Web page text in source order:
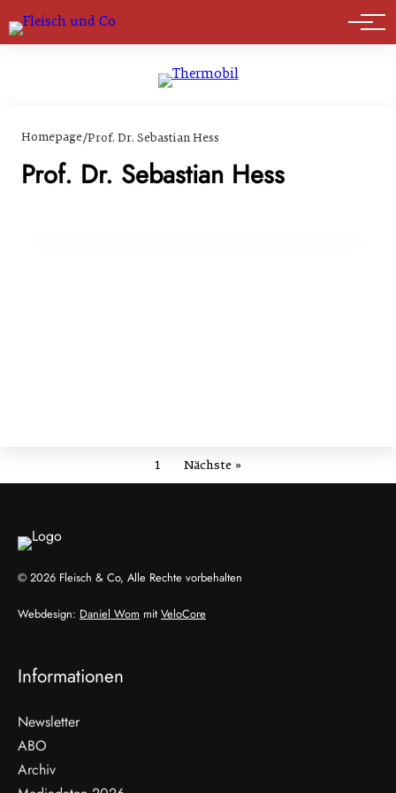
Marktführer
Homepage/Prof. Dr. Sebastian Hess
Prof. Dr. Sebastian Hess
11. März 2024
Deutschland: Nachhaltigkeit in der
Agrarwirtschaft und die zentrale Rolle von
1 Nächste »
© 2026 Fleisch & Co, Alle Rechte vorbehalten
Webdesign: Daniel Wom mit VeloCore
Informationen
Newsletter
ABO
Archiv